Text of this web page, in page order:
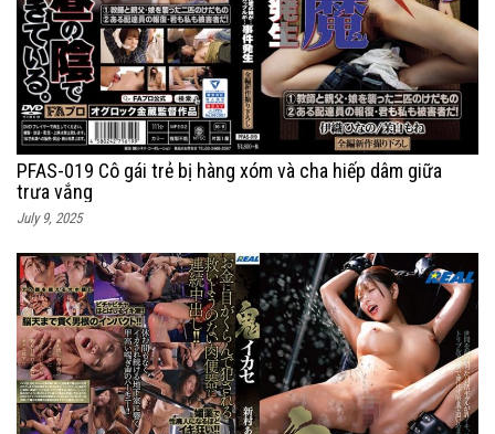
PFAS-019 Cô gái trẻ bị hàng xóm và cha hiếp dâm giữa
trưa vắng
July 9, 2025